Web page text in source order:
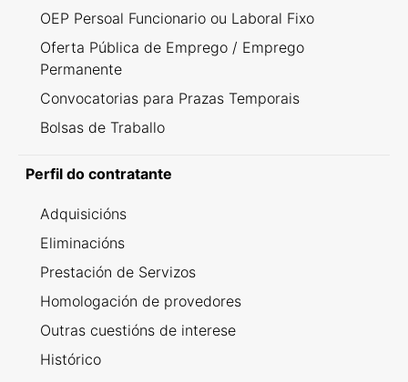
OEP Persoal Funcionario ou Laboral Fixo
Oferta Pública de Emprego / Emprego
Permanente
Convocatorias para Prazas Temporais
Bolsas de Traballo
Perfil do contratante
Adquisicións
Eliminacións
Prestación de Servizos
Homologación de provedores
Outras cuestións de interese
Histórico